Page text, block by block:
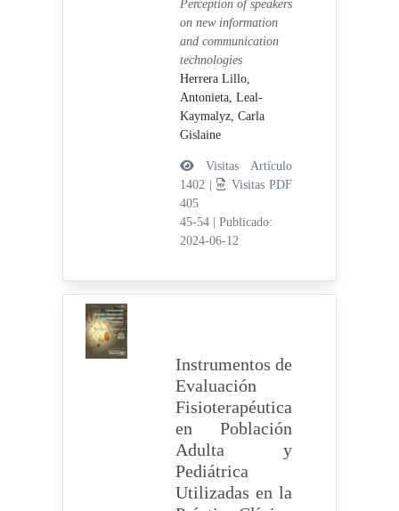
Perception of speakers
on new information
and communication
technologies
Herrera Lillo,
Antonieta, Leal-
Kaymalyz, Carla
Gislaine
Visitas Artículo
1402 |
Visitas PDF
405
45-54
Publicado:
2024-06-12
Instrumentos de
Evaluación
Fisioterapéutica
en Población
Adulta y
Pediátrica
Utilizadas en la